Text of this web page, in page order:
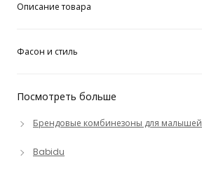
Посмотреть больше
Брендовые комбинезоны для малышей
Babidu
Описание товара
Фасон и стиль